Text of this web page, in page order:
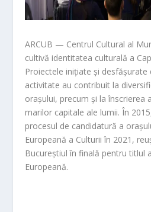
ARCUB — Centrul Cultural al
cultivă identitatea culturală a
Proiectele inițiate și desfășurate
activitate au contribuit la
orașului, precum și la înscrierea
marilor capitale ale lumii. În
procesul de candidatură a
Europeană a Culturii în 2021,
Bucureștiul în finală pentru titlul
Europeană.